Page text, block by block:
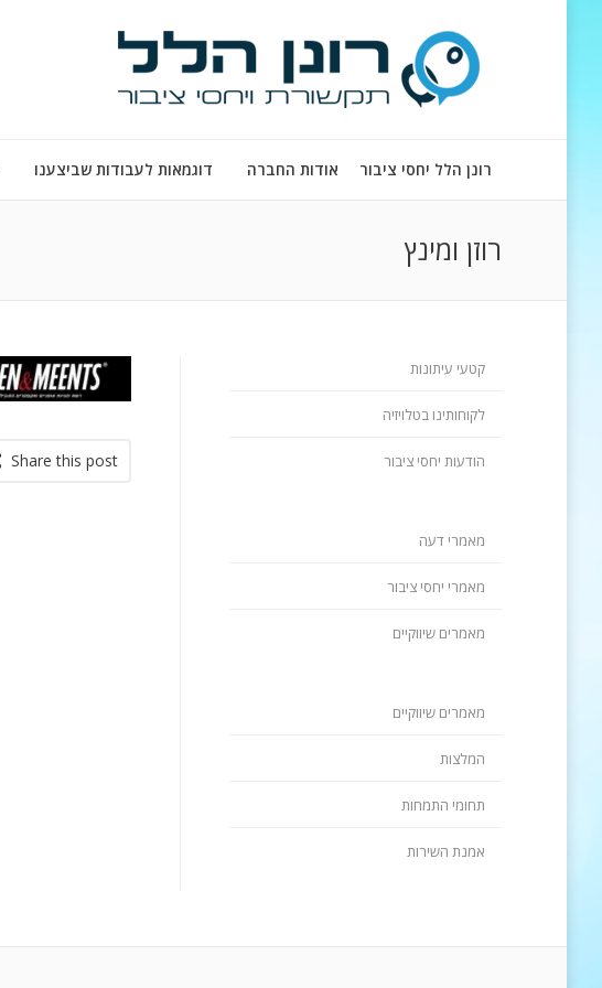
רונן הלל יחסי ציבור אודות החברה דוגמאות לעבודות שביצענו
רוזן ומינץ
Share this post
קטעי עיתונות
לקוחותינו בטלויזיה
הודעות יחסי ציבור
מאמרי דעה
מאמרי יחסי ציבור
מאמרים שיווקיים
מאמרים שיווקיים
המלצות
תחומי התמחות
אמנת השירות